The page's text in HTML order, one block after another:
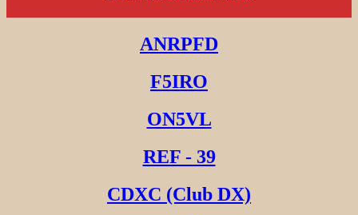
ANRPFD
F5IRO
ON5VL
REF - 39
CDXC (Club DX)